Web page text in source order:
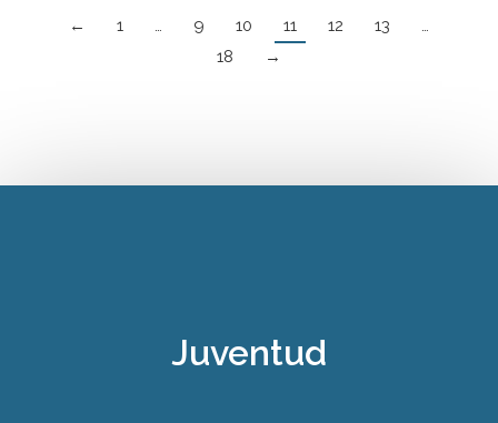
← 1 … 9 10 11 12 13
…
18
→
Juventud